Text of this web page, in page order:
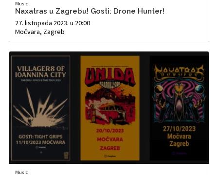
Music
Naxatras u Zagrebu! Gosti: Drone Hunter!
27. listopada 2023. u 20:00
Močvara, Zagreb
Music